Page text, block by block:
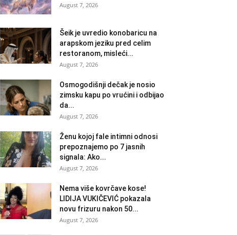
August 7, 2026
Šeik je uvredio konobaricu na
arapskom jeziku pred celim
restoranom, misleći...
August 7, 2026
Osmogodišnji dečak je nosio
zimsku kapu po vrućini i odbijao
da...
August 7, 2026
Ženu kojoj fale intimni odnosi
prepoznajemo po 7 jasnih
signala: Ako...
August 7, 2026
Nema više kovrčave kose!
LIDIJA VUKIČEVIĆ pokazala
novu frizuru nakon 50...
August 7, 2026